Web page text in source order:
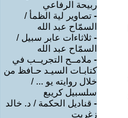
ربيحة الرفاعي
- تصاوير لية الظمأ /
السمّاح عبد الله
- ثلاثاءات عابر سبيل /
السمّاح عبد الله
- ملامــح التجريــب في
كتابـات السيـد حـافظ من
خلال روايته يو ... /
سلسبيل كريبع
- قناديل الحكمة / د. خالد
زغريت